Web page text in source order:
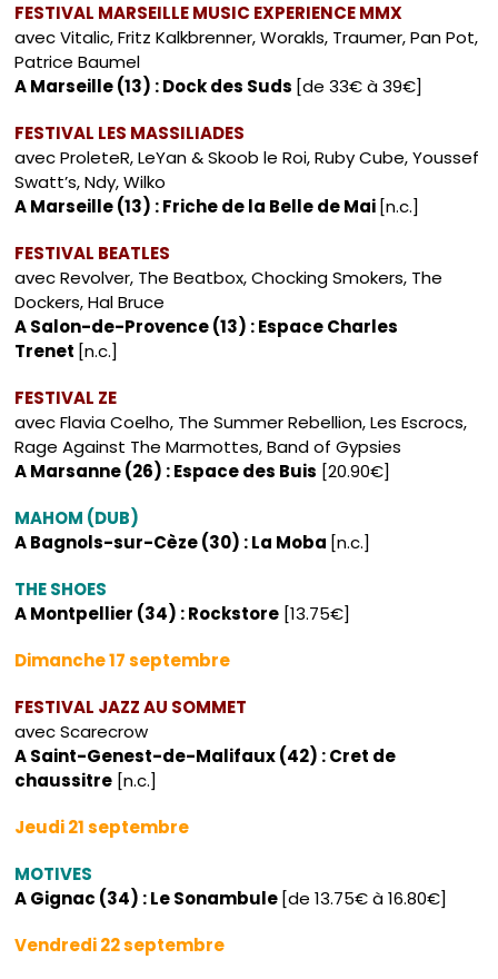
FESTIVAL MARSEILLE MUSIC EXPERIENCE MMX
avec Vitalic, Fritz Kalkbrenner, Worakls, Traumer, Pan Pot,
Patrice Baumel
A Marseille (13) : Dock des Suds [de 33€ à 39€]
FESTIVAL LES MASSILIADES
avec ProleteR, LeYan & Skoob le Roi, Ruby Cube, Youssef
Swatt’s, Ndy, Wilko
A Marseille (13) : Friche de la Belle de Mai [n.c.]
FESTIVAL BEATLES
avec Revolver, The Beatbox, Chocking Smokers, The
Dockers, Hal Bruce
A Salon-de-Provence (13) : Espace Charles
Trenet [n.c.]
FESTIVAL ZE
avec Flavia Coelho, The Summer Rebellion, Les Escrocs,
Rage Against The Marmottes, Band of Gypsies
A Marsanne (26) : Espace des Buis [20.90€]
MAHOM (DUB)
A Bagnols-sur-Cèze (30) : La Moba [n.c.]
THE SHOES
A Montpellier (34) : Rockstore [13.75€]
Dimanche 17 septembre
FESTIVAL JAZZ AU SOMMET
avec Scarecrow
A Saint-Genest-de-Malifaux (42) : Cret de
chaussitre [n.c.]
Jeudi 21 septembre
MOTIVES
A Gignac (34) : Le Sonambule [de 13.75€ à 16.80€]
Vendredi 22 septembre